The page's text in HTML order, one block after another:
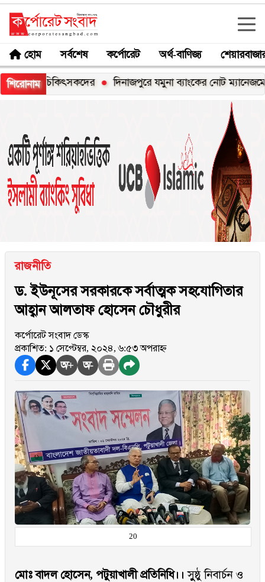
হোম সর্বশেষ কর্পোরেট অর্থ-বাণিজ্য
শিরোনাম
চিকিৎসকদের দিনাজপুরে যমুনা ব্যাংকের নোট ম্যানেজমেন্ট
রাজনীতি
ড. ইউনূসের সরকারকে সর্বাত্মক সহযোগিতার
আহ্বান আলতাফ হোসেন চৌধুরীর
কর্পোরেট সংবাদ ডেস্ক
প্রকাশিত: ১ সেপ্টেম্বর, ২০২৪, ৬:৫৩ অপরাহ্ন
অ+ অ-
20
মোঃ বাদল হোসেন, পটুয়াখালী প্রতিনিধি।। সুুুষ্ঠু নিবার্চন ও